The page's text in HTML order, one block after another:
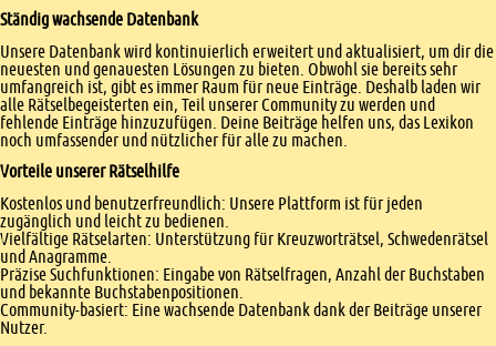
Ständig wachsende Datenbank
Unsere Datenbank wird kontinuierlich erweitert und aktualisiert, um dir die
neuesten und genauesten Lösungen zu bieten. Obwohl sie bereits sehr
umfangreich ist, gibt es immer Raum für neue Einträge. Deshalb laden wir
alle Rätselbegeisterten ein, Teil unserer Community zu werden und
fehlende Einträge hinzuzufügen. Deine Beiträge helfen uns, das Lexikon
noch umfassender und nützlicher für alle zu machen.
Vorteile unserer Rätselhilfe
Kostenlos und benutzerfreundlich: Unsere Plattform ist für jeden
zugänglich und leicht zu bedienen.
Vielfältige Rätselarten: Unterstützung für Kreuzworträtsel, Schwedenrätsel
und Anagramme.
Präzise Suchfunktionen: Eingabe von Rätselfragen, Anzahl der Buchstaben
und bekannte Buchstabenpositionen.
Community-basiert: Eine wachsende Datenbank dank der Beiträge unserer
Nutzer.